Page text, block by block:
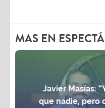
MAS EN
Javier Masías:
que nadie, pero